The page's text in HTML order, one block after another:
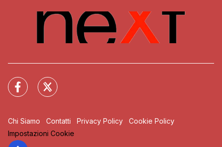
Chi Siamo Contatti Privacy Policy
Cookie Policy
Impostazioni Cookie